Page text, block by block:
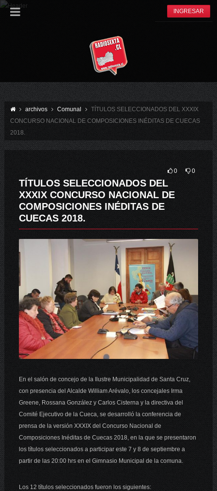
INGRESAR
archivos Comunal
TÍTULOS SELECCIONADOS DEL XXXIX
CONCURSO NACIONAL DE COMPOSICIONES INÉDITAS DE CUECAS
2018.
0 0
TÍTULOS SELECCIONADOS DEL
XXXIX CONCURSO NACIONAL DE
COMPOSICIONES INÉDITAS DE
CUECAS 2018.
En el salón de concejo de la Ilustre Municipalidad de Santa Cruz,
con presencia del Alcalde William Arévalo, los concejales Irma
Greene, Rossana González y Carlos Cisterna y la directiva del
Comité Ejecutivo de la Cueca, se desarrolló la conferencia de
prensa de la versión XXXIX del Concurso Nacional de
Composiciones Inéditas de Cuecas 2018, en la que se presentaron
los títulos seleccionados a participar este 7 y 8 de septiembre a
partir de las 20:00 hrs en el Gimnasio Municipal de la comuna.
Los 12 títulos seleccionados fueron los siguientes: